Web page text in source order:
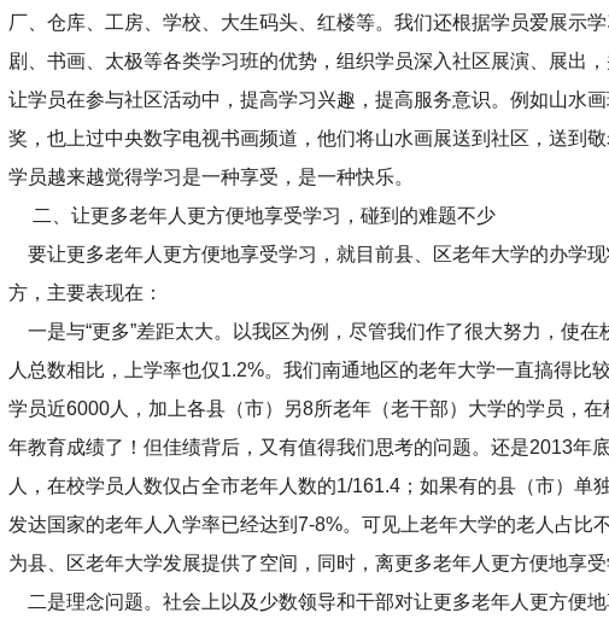
厂、仓库、工房、学校、大生码头、红楼等。我们还根据学员爱展示
剧、书画、太极等各类学习班的优势，组织学员深入社区展演、展出
让学员在参与社区活动中，提高学习兴趣，提高服务意识。例如山水
奖，也上过中央数字电视书画频道，他们将山水画展送到社区，送到
学员越来越觉得学习是一种享受，是一种快乐。
二、让更多老年人更方便地享受学习，碰到的难题不少
要让更多老年人更方便地享受学习，就目前县、区老年大学的办学
方，主要表现在：
一是与“更多”差距太大。以我区为例，尽管我们作了很大努力，使
人总数相比，上学率也仅1.2%。我们南通地区的老年大学一直搞得比
学员近6000人，加上各县（市）另8所老年（老干部）大学的学员，
年教育成绩了！但佳绩背后，又有值得我们思考的问题。还是2013年
人，在校学员人数仅占全市老年人数的1/161.4；如果有的县（市）单
发达国家的老年人入学率已经达到7-8%。可见上老年大学的老人占比
为县、区老年大学发展提供了空间，同时，离更多老年人更方便地享
二是理念问题。社会上以及少数领导和干部对让更多老年人更方便